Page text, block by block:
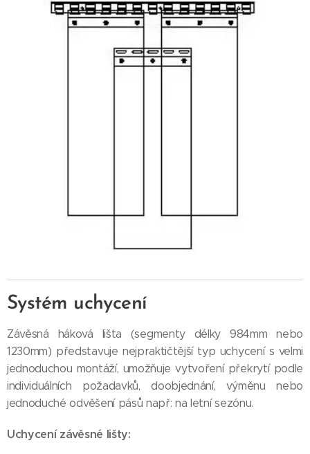
Systém uchycení
Závěsná háková lišta (segmenty délky 984mm nebo
1230mm) představuje nejpraktičtější typ uchycení s velmi
jednoduchou montáží, umožňuje vytvoření překrytí podle
individuálních požadavků, doobjednání, výměnu nebo
jednoduché odvěšení pásů např: na letní sezónu.
Uchycení závěsné lišty: